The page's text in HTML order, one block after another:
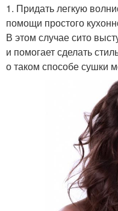
1. Придать легкую
помощи простого
В этом случае сито
и помогает сделать
о таком способе сушки